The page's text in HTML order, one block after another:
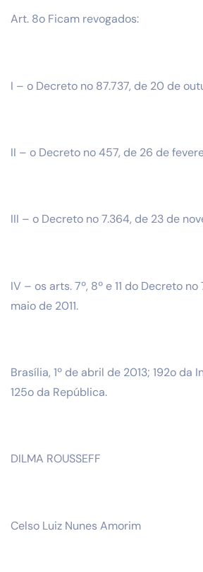
Art. 8o Ficam revogados:
I – o Decreto no 87.737, de 20 de
II – o Decreto no 457, de 26 de
III – o Decreto no 7.364, de 23 de
IV – os arts. 7º, 8º e 11 do Decreto
maio de 2011.
Brasília, 1º de abril de 2013; 192o da
125o da República.
DILMA ROUSSEFF
Celso Luiz Nunes Amorim